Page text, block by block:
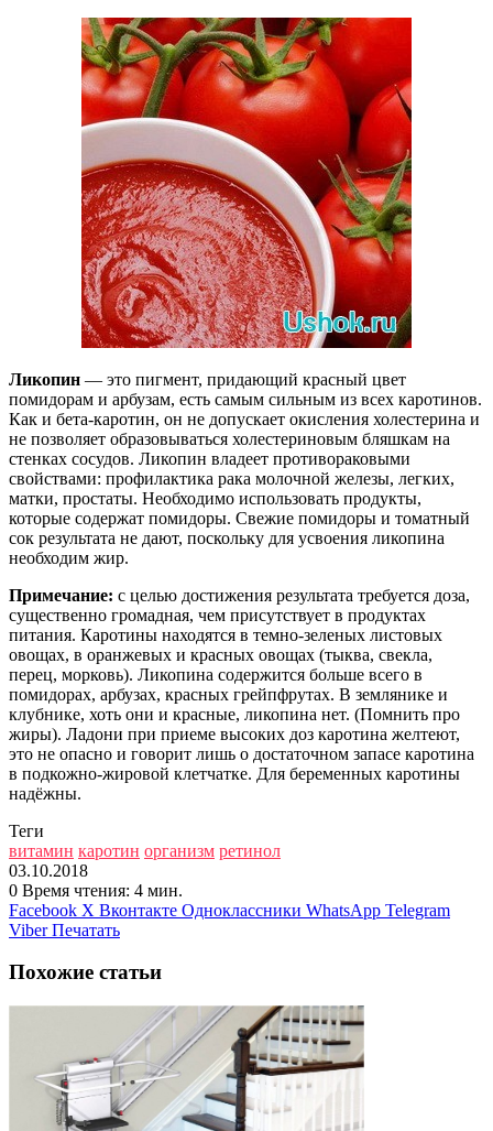
Ликопин — это пигмент, придающий красный цвет
помидорам и арбузам, есть самым сильным из всех каротинов.
Как и бета-каротин, он не допускает окисления холестерина и
не позволяет образовываться холестериновым бляшкам на
стенках сосудов. Ликопин владеет противораковыми
свойствами: профилактика рака молочной железы, легких,
матки, простаты. Необходимо использовать продукты,
которые содержат помидоры. Свежие помидоры и томатный
сок результата не дают, поскольку для усвоения ликопина
необходим жир.
Примечание: с целью достижения результата требуется доза,
существенно громадная, чем присутствует в продуктах
питания. Каротины находятся в темно-зеленых листовых
овощах, в оранжевых и красных овощах (тыква, свекла,
перец, морковь). Ликопина содержится больше всего в
помидорах, арбузах, красных грейпфрутах. В землянике и
клубнике, хоть они и красные, ликопина нет. (Помнить про
жиры). Ладони при приеме высоких доз каротина желтеют,
это не опасно и говорит лишь о достаточном запасе каротина
в подкожно-жировой клетчатке. Для беременных каротины
надёжны.
Теги
витамин каротин организм ретинол
03.10.2018
0 Время чтения: 4 мин.
Facebook X Вконтакте Одноклассники WhatsApp Telegram
Viber Печатать
Похожие статьи